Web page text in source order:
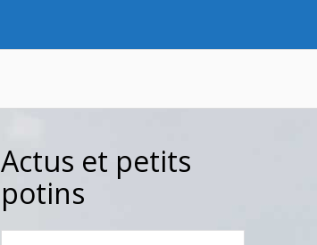
Actus et petits
potins